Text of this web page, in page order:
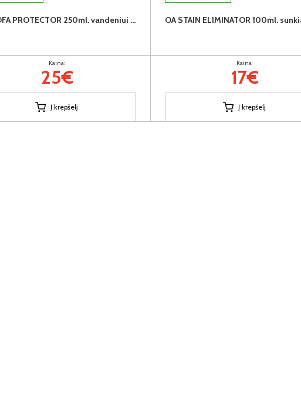
OA SOFA PROTECTOR 250ml. vandeniui atsparus baldinių audinių impregnantas
Kaina:
25€
Į krepšelį
Kaina:
17€
Į krepšelį